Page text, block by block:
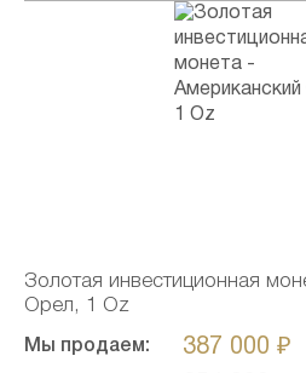
Золотая инвестиционная
Орел, 1 Oz
Мы продаем: 387 000 ₽